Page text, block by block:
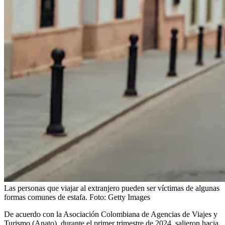
Las personas que viajar al extranjero pueden ser víctimas de algunas
formas comunes de estafa. Foto: Getty Images
De acuerdo con la Asociación Colombiana de Agencias de Viajes y
Turismo (Anato), durante el primer trimestre de 2024, salieron hacia